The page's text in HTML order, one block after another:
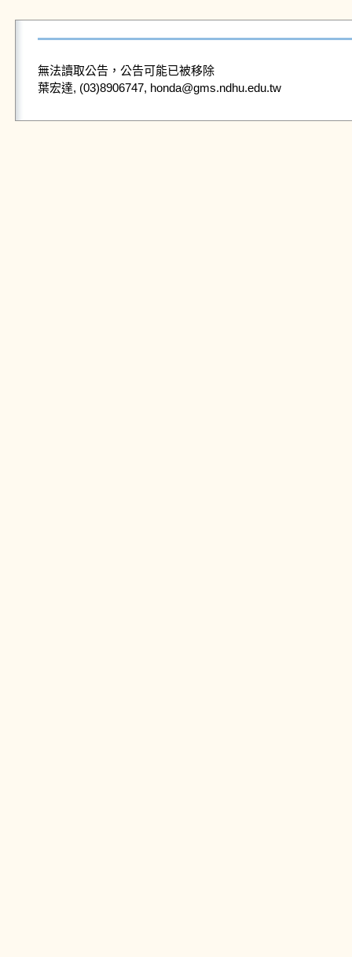
無法讀取公告，公告可能已被移除
葉宏達, (03)8906747, honda@gms.ndhu.edu.tw